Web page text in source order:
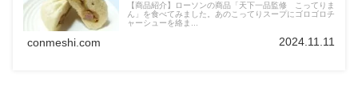
【商品紹介】ローソンの商品「天下一品監修 こってりま
ん」を食べてみました。あのこってりスープにゴロゴロチ
ャーシューを絡ま...
conmeshi.com 2024.11.11